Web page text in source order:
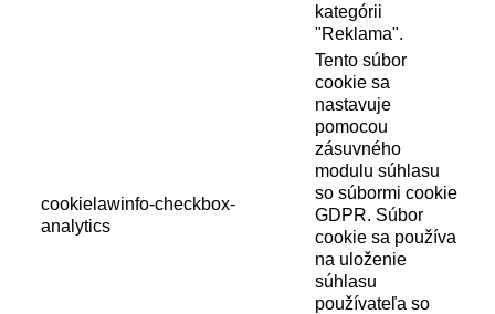
kategórii
"Reklama".
cookielawinfo-checkbox-
analytics
Tento súbor
cookie sa
nastavuje
pomocou
zásuvného
modulu súhlasu
so súbormi cookie
GDPR. Súbor
cookie sa používa
na uloženie
súhlasu
používateľa so